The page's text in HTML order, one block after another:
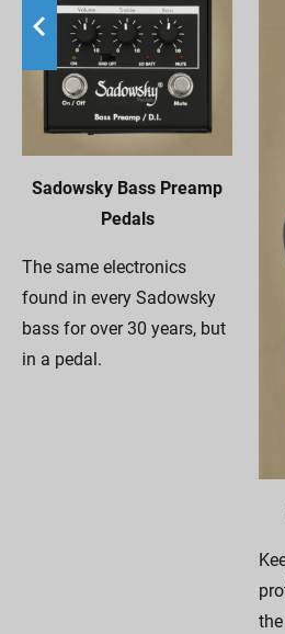
Sadowsky Bass Preamp
Pedals
The same electronics
found in every Sadowsky
bass for over 30 years, but
in a pedal.